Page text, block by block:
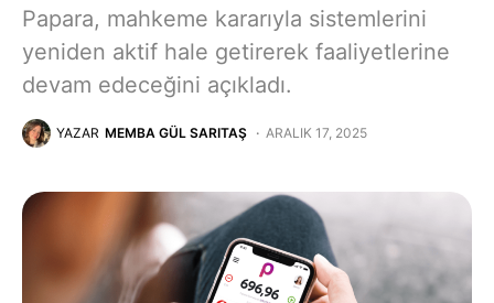
Papara, mahkeme kararıyla sistemlerini
yeniden aktif hale getirerek faaliyetlerine
devam edeceğini açıkladı.
YAZAR MEMBA GÜL SARITAŞ ARALIK 17, 2025